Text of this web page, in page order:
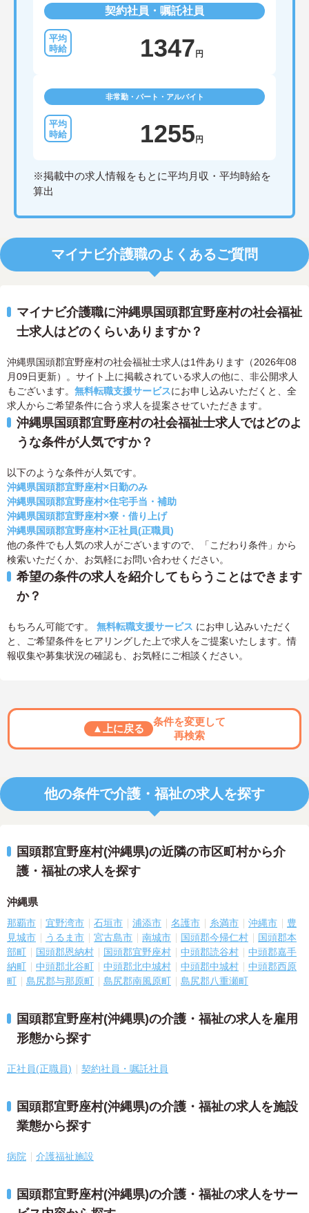
契約社員・嘱託社員
1347 円
非常勤・パート・アルバイト
1255 円
※掲載中の求人情報をもとに平均月収・平均時給を
算出
マイナビ介護職のよくあるご質問
マイナビ介護職に沖縄県国頭郡宜野座村の社会福祉
士求人はどのくらいありますか？
沖縄県国頭郡宜野座村の社会福祉士求人は1件あります（2026年08
月09日更新）。サイト上に掲載されている求人の他に、非公開求人
もございます。 無料転職支援サービスにお申し込みいただくと、全
求人からご希望条件に合う求人を提案させていただきます。
沖縄県国頭郡宜野座村の社会福祉士求人ではどのよ
うな条件が人気ですか？
以下のような条件が人気です。
沖縄県国頭郡宜野座村×日勤のみ
沖縄県国頭郡宜野座村×住宅手当・補助
沖縄県国頭郡宜野座村×寮・借り上げ
沖縄県国頭郡宜野座村×正社員(正職員)
他の条件でも人気の求人がございますので、「こだわり条件」から
検索いただくか、お気軽にお問い合わせください。
希望の条件の求人を紹介してもらうことはできます
か？
もちろん可能です。 無料転職支援サービス にお申し込みいただく
と、ご希望条件をヒアリングした上で求人をご提案いたします。情
報収集や募集状況の確認も、お気軽にご相談ください。
▲上に戻る
条件を変更して
再検索
他の条件で介護・福祉の求人を探す
国頭郡宜野座村(沖縄県)の近隣の市区町村から介
護・福祉の求人を探す
沖縄県
那覇市 宜野湾市 石垣市 浦添市 名護市 糸満市 沖縄市
豊
見城市
うるま市 宮古島市 南城市 国頭郡今帰仁村
国頭郡本
部町
国頭郡恩納村 国頭郡宜野座村 中頭郡読谷村
中頭郡嘉手
納町
中頭郡北谷町 中頭郡北中城村 中頭郡中城村
中頭郡西原
町
島尻郡与那原町 島尻郡南風原町 島尻郡八重瀬町
国頭郡宜野座村(沖縄県)の介護・福祉の求人を雇用
形態から探す
正社員(正職員) 契約社員・嘱託社員
国頭郡宜野座村(沖縄県)の介護・福祉の求人を施設
業態から探す
病院 介護福祉施設
国頭郡宜野座村(沖縄県)の介護・福祉の求人をサー